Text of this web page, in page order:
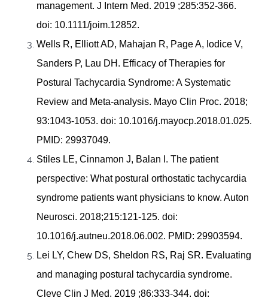
management. J Intern Med. 2019 ;285:352-366.
doi: 10.1111/joim.12852.
Wells R, Elliott AD, Mahajan R, Page A, Iodice V,
Sanders P, Lau DH. Efficacy of Therapies for
Postural Tachycardia Syndrome: A Systematic
Review and Meta-analysis. Mayo Clin Proc. 2018;
93:1043-1053. doi: 10.1016/j.mayocp.2018.01.025.
PMID: 29937049.
Stiles LE, Cinnamon J, Balan I. The patient
perspective: What postural orthostatic tachycardia
syndrome patients want physicians to know. Auton
Neurosci. 2018;215:121-125. doi:
10.1016/j.autneu.2018.06.002. PMID: 29903594.
Lei LY, Chew DS, Sheldon RS, Raj SR. Evaluating
and managing postural tachycardia syndrome.
Cleve Clin J Med. 2019 ;86:333-344. doi: